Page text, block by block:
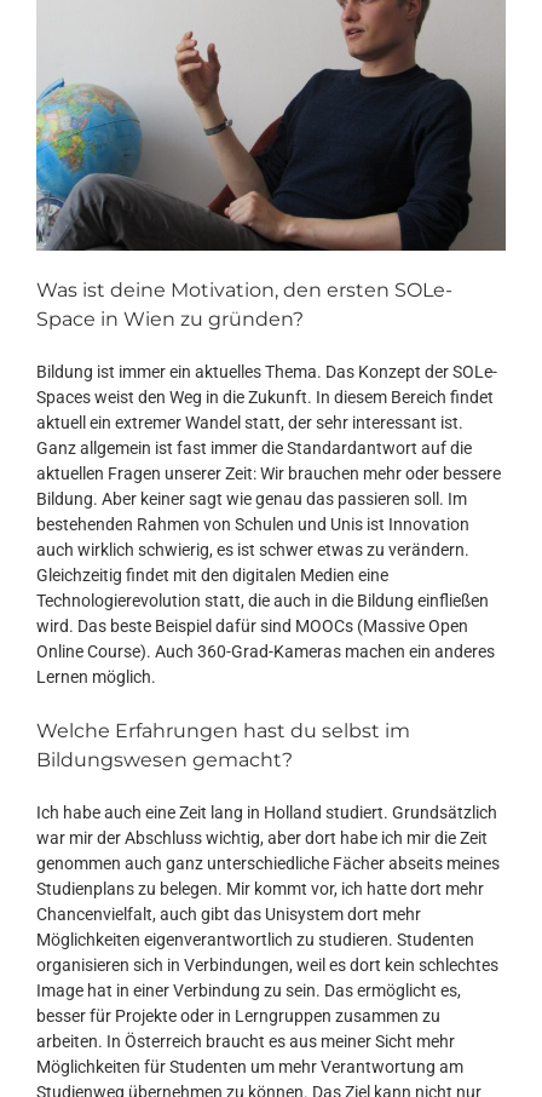
Was ist deine Motivation, den ersten SOLe-
Space in Wien zu gründen?
Bildung ist immer ein aktuelles Thema. Das Konzept der SOLe-
Spaces weist den Weg in die Zukunft. In diesem Bereich findet
aktuell ein extremer Wandel statt, der sehr interessant ist.
Ganz allgemein ist fast immer die Standardantwort auf die
aktuellen Fragen unserer Zeit: Wir brauchen mehr oder bessere
Bildung. Aber keiner sagt wie genau das passieren soll. Im
bestehenden Rahmen von Schulen und Unis ist Innovation
auch wirklich schwierig, es ist schwer etwas zu verändern.
Gleichzeitig findet mit den digitalen Medien eine
Technologierevolution statt, die auch in die Bildung einfließen
wird. Das beste Beispiel dafür sind MOOCs (Massive Open
Online Course). Auch 360-Grad-Kameras machen ein anderes
Lernen möglich.
Welche Erfahrungen hast du selbst im
Bildungswesen gemacht?
Ich habe auch eine Zeit lang in Holland studiert. Grundsätzlich
war mir der Abschluss wichtig, aber dort habe ich mir die Zeit
genommen auch ganz unterschiedliche Fächer abseits meines
Studienplans zu belegen. Mir kommt vor, ich hatte dort mehr
Chancenvielfalt, auch gibt das Unisystem dort mehr
Möglichkeiten eigenverantwortlich zu studieren. Studenten
organisieren sich in Verbindungen, weil es dort kein schlechtes
Image hat in einer Verbindung zu sein. Das ermöglicht es,
besser für Projekte oder in Lerngruppen zusammen zu
arbeiten. In Österreich braucht es aus meiner Sicht mehr
Möglichkeiten für Studenten um mehr Verantwortung am
Studienweg übernehmen zu können. Das Ziel kann nicht nur